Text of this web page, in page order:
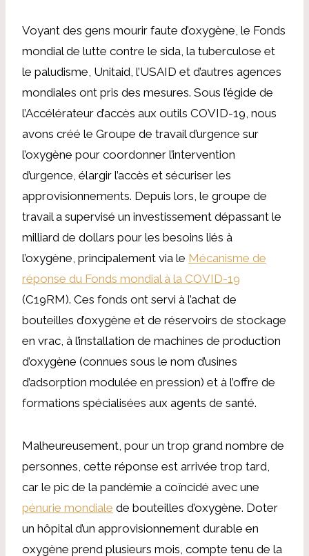
Voyant des gens mourir faute d’oxygène, le Fonds
mondial de lutte contre le sida, la tuberculose et
le paludisme, Unitaid, l’USAID et d’autres agences
mondiales ont pris des mesures. Sous l’égide de
l’Accélérateur d’accès aux outils COVID-19, nous
avons créé le Groupe de travail d’urgence sur
l’oxygène pour coordonner l’intervention
d’urgence, élargir l’accès et sécuriser les
approvisionnements. Depuis lors, le groupe de
travail a supervisé un investissement dépassant le
milliard de dollars pour les besoins liés à
l’oxygène, principalement via le Mécanisme de
réponse du Fonds mondial à la COVID-19
(C19RM). Ces fonds ont servi à l’achat de
bouteilles d’oxygène et de réservoirs de stockage
en vrac, à l’installation de machines de production
d’oxygène (connues sous le nom d’usines
d’adsorption modulée en pression) et à l’offre de
formations spécialisées aux agents de santé.
Malheureusement, pour un trop grand nombre de
personnes, cette réponse est arrivée trop tard,
car le pic de la pandémie a coïncidé avec une
pénurie mondiale de bouteilles d’oxygène. Doter
un hôpital d’un approvisionnement durable en
oxygène prend plusieurs mois, compte tenu de la